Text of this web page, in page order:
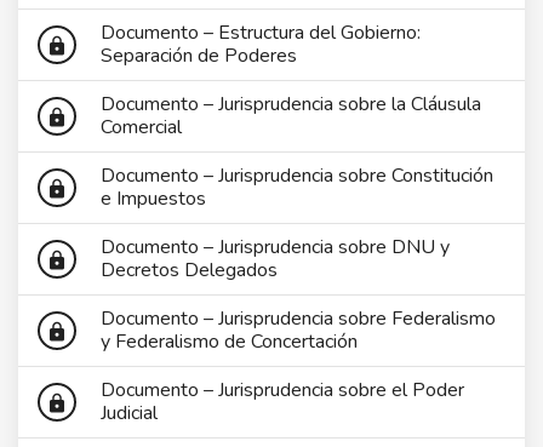
lock
Documento – Estructura del Gobierno:
Separación de Poderes
lock
Documento – Jurisprudencia sobre la Cláusula
Comercial
lock
Documento – Jurisprudencia sobre Constitución
e Impuestos
lock
Documento – Jurisprudencia sobre DNU y
Decretos Delegados
lock
Documento – Jurisprudencia sobre Federalismo
y Federalismo de Concertación
lock
Documento – Jurisprudencia sobre el Poder
Judicial